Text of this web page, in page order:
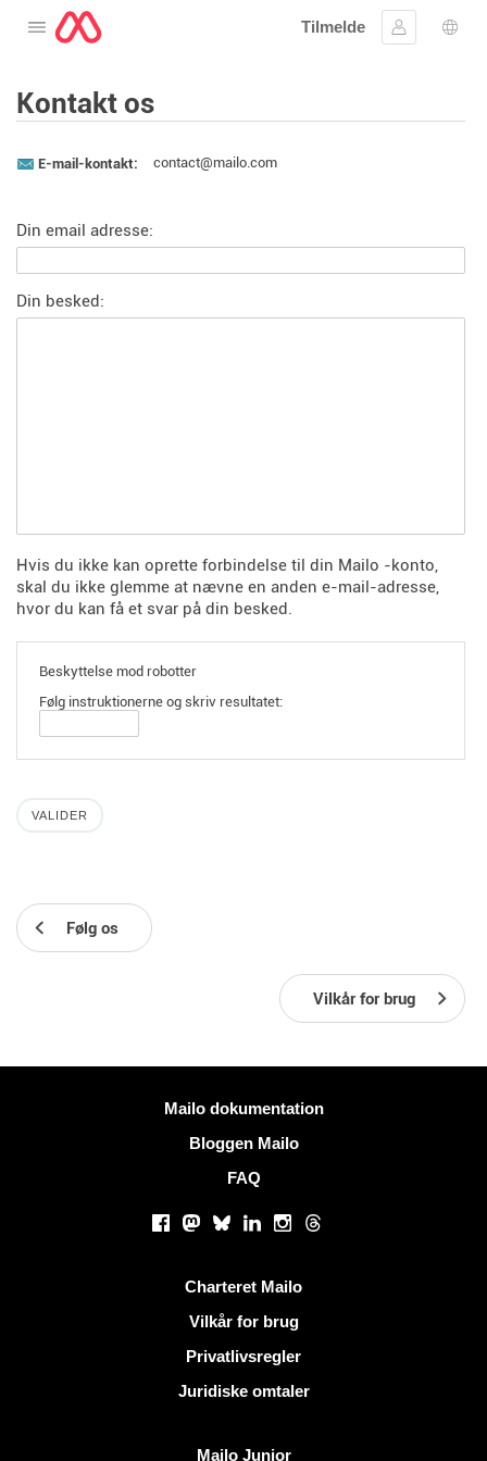
Åbne menuen
Tilmelde
Log ind
Kontakt os
E-mail-kontakt: contact@mailo.com
Din email adresse:
Din besked:
Hvis du ikke kan oprette forbindelse til din Mailo -konto,
skal du ikke glemme at nævne en anden e-mail-adresse,
hvor du kan få et svar på din besked.
Beskyttelse mod robotter
Følg instruktionerne og skriv resultatet:
Følg os
Vilkår for brug
Mailo dokumentation
Bloggen Mailo
FAQ
Facebook
Mastodon
BlueskyLinkedInInstagram
Threads
Charteret Mailo
Vilkår for brug
Privatlivsregler
Juridiske omtaler
Mailo Junior